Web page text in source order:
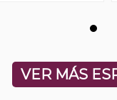
VER MÁS